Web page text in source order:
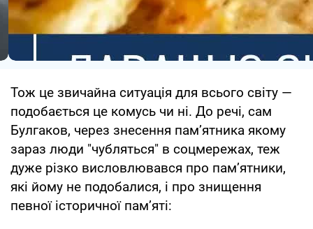
Тож це звичайна ситуація для всього світу —
подобається це комусь чи ні. До речі, сам
Булгаков, через знесення пам’ятника якому
зараз люди "чубляться" в соцмережах, теж
дуже різко висловлювався про пам’ятники,
які йому не подобалися, і про знищення
певної історичної пам’яті: